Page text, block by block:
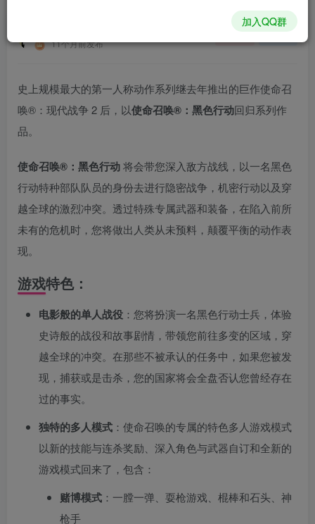
11个月前发布
史上规模最大的第一人称动作系列继去年推出的巨作使命召
唤®：现代战争 2 后，以使命召唤®：黑色行动回归系列作
品。
使命召唤®：黑色行动将会带您深入敌方战线，以一名黑色
行动特种部队队员的身份去进行隐密战争，机密行动以及穿
越全球的激烈冲突。透过特殊专属武器和装备，在陷入前所
未有的危机时，您将做出人类从未预料，颠覆平衡的动作表
现。
游戏特色：
电影般的单人战役 ：您将扮演一名黑色行动士兵，体验
史诗般的战役和故事剧情，带领您前往多变的区域，穿
越全球的冲突。在那些不被承认的任务中，如果您被发
现，捕获或是击杀，您的国家将会全盘否认您曾经存在
过的事实。
独特的多人模式 ：使命召唤的专属的特色多人游戏模式
以新的技能与连杀奖励、深入角色与武器自订和全新的
游戏模式回来了，包含：
赌博模式 ：一膛一弹、耍枪游戏、棍棒和石头、神
枪手
加入QQ群